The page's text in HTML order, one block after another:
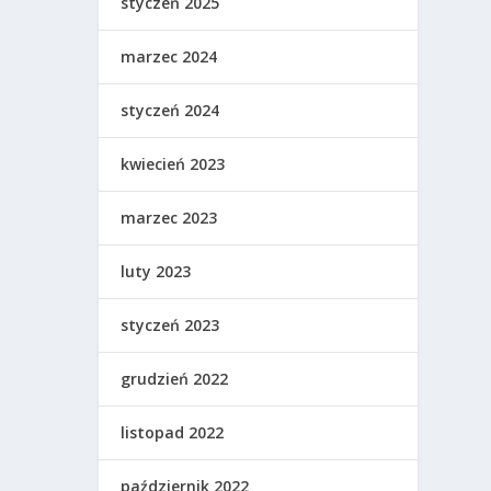
marzec 2024
styczeń 2024
kwiecień 2023
marzec 2023
luty 2023
styczeń 2023
grudzień 2022
listopad 2022
październik 2022